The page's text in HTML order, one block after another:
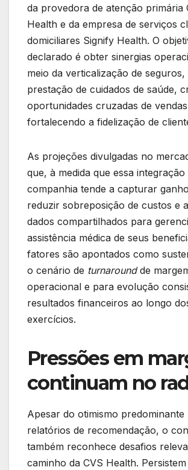
da provedora de atenção primária
Health e da empresa de serviços
domiciliares Signify Health. O
declarado é obter sinergias
meio da verticalização de
prestação de cuidados de saúde,
oportunidades cruzadas de
fortalecendo a fidelização de
As projeções divulgadas no
que, à medida que essa
companhia tende a capturar
reduzir sobreposição de custos e
dados compartilhados para
assistência médica de seus
fatores são apontados como
o cenário de turnaroundde
operacional e para evolução
resultados financeiros ao longo
exercícios.
Pressões em
continuam no
Apesar do otimismo predominante
relatórios de recomendação, o
também reconhece desafios
caminho da CVS Health.